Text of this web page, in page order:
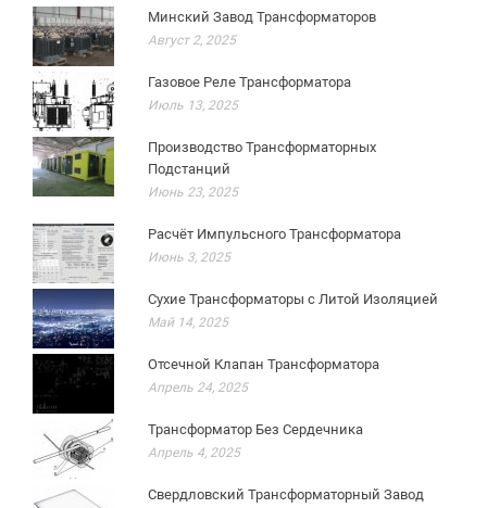
Минский Завод Трансформаторов
Август 2, 2025
Газовое Реле Трансформатора
Июль 13, 2025
Производство Трансформаторных
Подстанций
Июнь 23, 2025
Расчёт Импульсного Трансформатора
Июнь 3, 2025
Сухие Трансформаторы с Литой Изоляцией
Май 14, 2025
Отсечной Клапан Трансформатора
Апрель 24, 2025
Трансформатор Без Сердечника
Апрель 4, 2025
Свердловский Трансформаторный Завод